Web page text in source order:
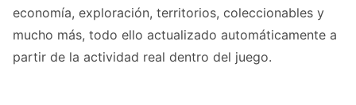
economía, exploración, territorios, coleccionables y
mucho más, todo ello actualizado automáticamente a
partir de la actividad real dentro del juego.